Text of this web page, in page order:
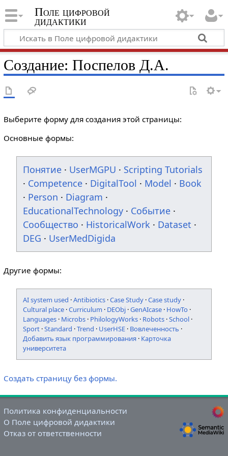
Поле цифровой
дидактики
Создание: Поспелов Д.А.
Выберите форму для создания этой страницы:
Основные формы:
Понятие · UserMGPU · Scripting Tutorials
· Competence · DigitalTool · Model · Book
· Person · Diagram ·
EducationalTechnology · Событие ·
Сообщество · HistoricalWork · Dataset ·
DEG · UserMedDigida
Другие формы:
AI system used ·Antibiotics ·Case Study ·Case study ·
Cultural place ·Curriculum · DEObj ·GenAIcase · HowTo ·
Languages · Microbs · PhilologyWorks · Robots ·School ·
Sport ·Standard ·Trend · UserHSE · Вовлеченность ·
Добавить язык программирования · Карточка
университета
Создать страницу без формы.
Политика конфиденциальности
О Поле цифровой дидактики
Отказ от ответственности